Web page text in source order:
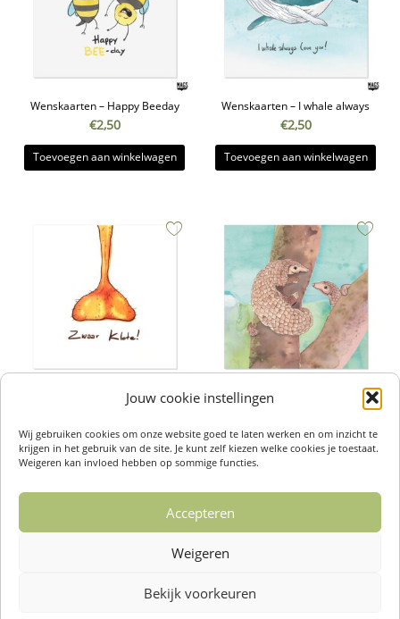
Jouw cookie instellingen
Wij gebruiken cookies om onze website goed te laten werken en om inzicht te
krijgen in het gebruik van de site. Je kunt zelf kiezen welke cookies je toestaat.
Weigeren kan invloed hebben op sommige functies.
Accepteren
Weigeren
Bekijk voorkeuren
Wenskaarten – Happy Beeday
€2,50
Toevoegen aan winkelwagen
Wenskaarten – I whale always
€2,50
Toevoegen aan winkelwagen
Wenskaarten – Zwaar Klote
Toevoegen aan winkelwagen
Wenskaarten – Pangolin
Toevoegen aan winkelwagen
4 …